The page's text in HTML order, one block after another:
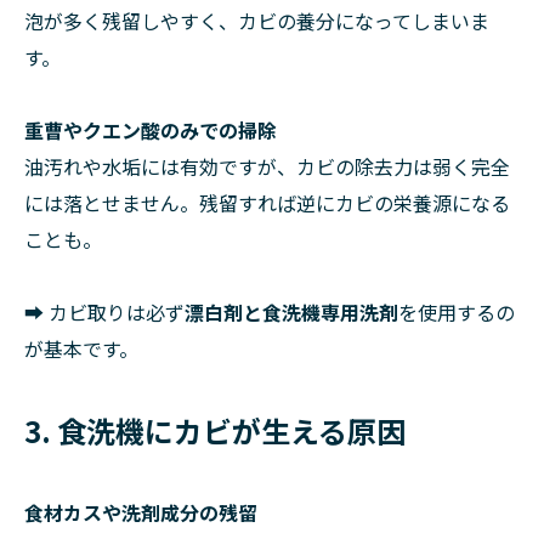
泡が多く残留しやすく、カビの養分になってしまいま
す。
重曹やクエン酸のみでの掃除
油汚れや水垢には有効ですが、カビの除去力は弱く完全
には落とせません。残留すれば逆にカビの栄養源になる
ことも。
➡ カビ取りは必ず漂白剤と食洗機専用洗剤を使用するの
が基本です。
3. 食洗機にカビが生える原因
食材カスや洗剤成分の残留